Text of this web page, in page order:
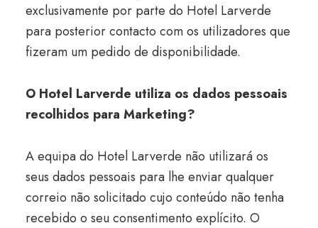
exclusivamente por parte do Hotel Larverde
para posterior contacto com os utilizadores que
fizeram um pedido de disponibilidade.
O Hotel Larverde utiliza os dados pessoais
recolhidos para Marketing?
A equipa do Hotel Larverde não utilizará os
seus dados pessoais para lhe enviar qualquer
correio não solicitado cujo conteúdo não tenha
recebido o seu consentimento explícito. O